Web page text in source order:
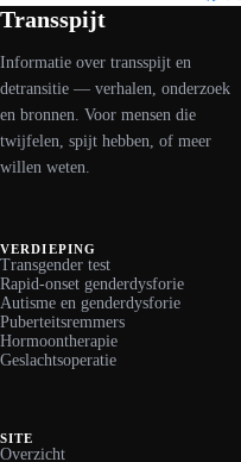
X
Transspijt
Informatie over transspijt en
detransitie — verhalen, onderzoek
en bronnen. Voor mensen die
twijfelen, spijt hebben, of meer
willen weten.
VERDIEPING
Transgender test
Rapid-onset genderdysforie
Autisme en genderdysforie
Puberteitsremmers
Hormoontherapie
Geslachtsoperatie
SITE
Overzicht